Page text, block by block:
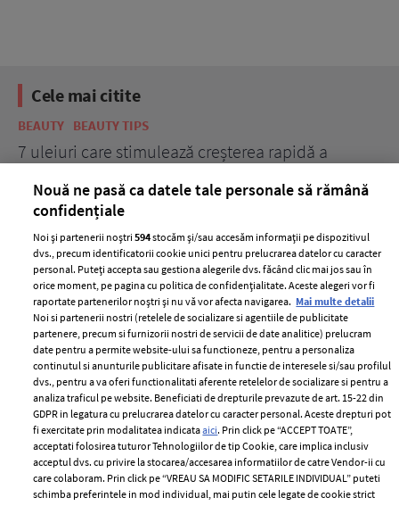
Cele mai citite
BEAUTY BEAUTY TIPS
7 uleiuri care stimulează creșterea rapidă a
ELLE Style Awards
2024
Despre ELLE
Romania
Contact
Abonamente
Termeni si conditii
Politica de
confidențialitate
Politica de cookies
Publicitate
Nouă ne pasă ca datele tale personale să rămână
confidențiale
Noi și partenerii noștri594stocăm și/sau accesăm informații pe dispozitivul
dvs., precum identificatorii cookie unici pentru prelucrarea datelor cu caracter
personal. Puteți accepta sau gestiona alegerile dvs. făcând clic mai jos sau în
orice moment, pe pagina cu politica de confidențialitate. Aceste alegeri vor fi
raportate partenerilor noștri și nu vă vor afecta navigarea. Mai multe detalii
Noi si partenerii nostri (retelele de socializare si agentiile de publicitate
partenere, precum si furnizorii nostri de servicii de date analitice) prelucram
date pentru a permite website-ului sa functioneze, pentru a personaliza
continutul si anunturile publicitare afisate in functie de interesele si/sau profilul
dvs., pentru a va oferi functionalitati aferente retelelor de socializare si pentru a
analiza traficul pe website. Beneficiati de drepturile prevazute de art. 15-22 din
GDPR in legatura cu prelucrarea datelor cu caracter personal. Aceste drepturi pot
fi exercitate prin modalitatea indicataaici. Prin click pe “ACCEPT TOATE”,
acceptati folosirea tuturor Tehnologiilor de tip Cookie, care implica inclusiv
acceptul dvs. cu privire la stocarea/accesarea informatiilor de catre Vendor-ii cu
care colaboram. Prin click pe “VREAU SA MODIFIC SETARILE INDIVIDUAL” puteti
schimba preferintele in mod individual, mai putin cele legate de cookie strict